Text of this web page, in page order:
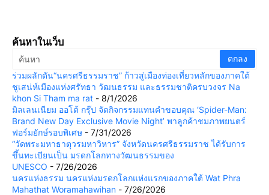
ค้นหาในเว็บ
ร่วมผลักดัน“นครศรีธรรมราช” ก้าวสู่เมืองท่องเที่ยวหลักของภาคใต้
ชูเสน่ห์เมืองแห่งศรัทธา วัฒนธรรม และธรรมชาติครบวงจร Na
khon Si Tham ma rat - 8/1/2026
มิลเลนเนียม ออโต้ กรุ๊ป จัดกิจกรรมแทนคำขอบคุณ ‘Spider-Man:
Brand New Day Exclusive Movie Night’ พาลูกค้าชมภาพยนตร์
ฟอร์มยักษ์รอบพิเศษ - 7/31/2026
“วัดพระมหาธาตุวรมหาวิหาร” จังหวัดนครศรีธรรมราช ได้รับการ
ขึ้นทะเบียนเป็น มรดกโลกทางวัฒนธรรมของ
UNESCO - 7/26/2026
นครแห่งธรรม นครแห่งมรดกโลกแห่งแรกของภาคใต้ Wat Phra
Mahathat Woramahawihan - 7/26/2026